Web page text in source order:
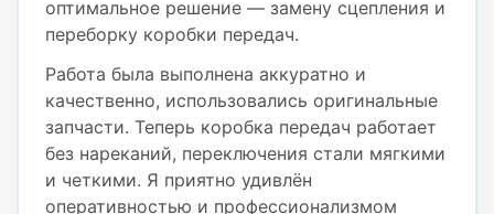
оптимальное решение — замену сцепления и
переборку коробки передач.
Работа была выполнена аккуратно и
качественно, использовались оригинальные
запчасти. Теперь коробка передач работает
без нареканий, переключения стали мягкими
и четкими. Я приятно удивлён
оперативностью и профессионализмом